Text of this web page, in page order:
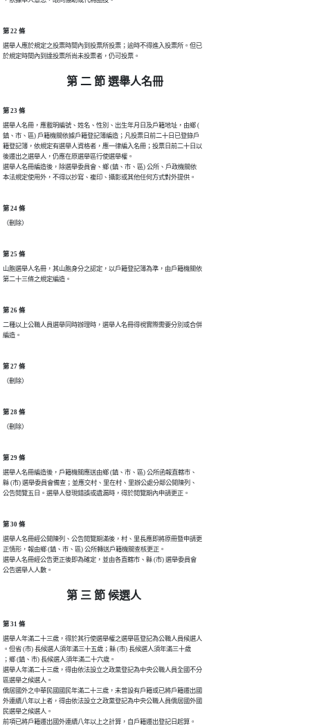
第 22 條
選舉人應於規定之投票時間內到投票所投票；逾時不得進入投票所。但已
於規定時間內到達投票所尚未投票者，仍可投票。
第 二 節 選舉人名冊
第 23 條
選舉人名冊，應載明編號、姓名、性別、出生年月日及戶籍地址，由鄉 (
鎮、市、區) 戶籍機關依據戶籍登記簿編造；凡投票日前二十日已登錄戶
籍登記簿，依規定有選舉人資格者，應一律編入名冊；投票日前二十日以
後遷出之選舉人，仍應在原選舉區行使選舉權。
選舉人名冊編造後，除選舉委員會、鄉 (鎮、市、區) 公所、戶政機關依
本法規定使用外，不得以抄寫、複印、攝影或其他任何方式對外提供。
第 24 條
（刪除）
第 25 條
山胞選舉人名冊，其山胞身分之認定，以戶籍登記簿為準，由戶籍機關依
第二十三條之規定編造。
第 26 條
二種以上公職人員選舉同時辦理時，選舉人名冊得視實際需要分別或合併
編造。
第 27 條
（刪除）
第 28 條
（刪除）
第 29 條
選舉人名冊編造後，戶籍機關應送由鄉 (鎮、市、區) 公所函報直轄市、
縣 (市) 選舉委員會備查；並應交村、里在村、里辦公處分鄰公開陳列、
公告閱覽五日。選舉人發現錯誤或遺漏時，得於閱覽期內申請更正。
第 30 條
選舉人名冊經公開陳列、公告閱覽期滿後，村、里長應即將原冊暨申請更
正情形，報由鄉 (鎮、市、區) 公所轉送戶籍機關查核更正。
選舉人名冊經公告更正後即為確定，並由各直轄市、縣 (市) 選舉委員會
公告選舉人人數。
第 三 節 候選人
第 31 條
選舉人年滿二十三歲，得於其行使選舉權之選舉區登記為公職人員候選人
。但省 (市) 長候選人須年滿三十五歲；縣 (市) 長候選人須年滿三十歲
；鄉 (鎮、市) 長候選人須年滿二十六歲。
選舉人年滿二十三歲，得由依法設立之政黨登記為中央公職人員全國不分
區選舉之候選人。
僑居國外之中華民國國民年滿二十三歲，未曾設有戶籍或已將戶籍遷出國
外連續八年以上者，得由依法設立之政黨登記為中央公職人員僑居國外國
民選舉之候選人。
前項已將戶籍遷出國外連續八年以上之計算，自戶籍遷出登記日起算。